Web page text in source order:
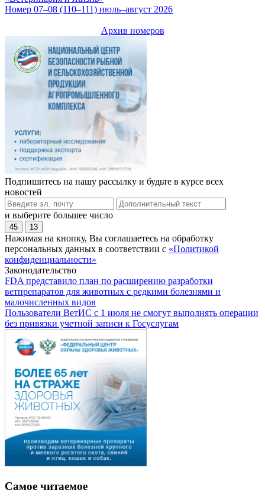
Номер 07–08 (110–111) июль–август 2026
Архив номеров
Подпишитесь на нашу рассылку и будьте в курсе всех
новостей
и выберите большее число
45 13
Нажимая на кнопку, Вы соглашаетесь на обработку
персональных данных в соответствии с «Политикой
конфиденциальности»
Законодательство
FDA представило план по расширению разработки
ветпрепаратов для животных с редкими болезнями и
малочисленных видов
Пользователи ВетИС с 1 июля не смогут выполнять операции
без привязки учетной записи к Госуслугам
Самое читаемое